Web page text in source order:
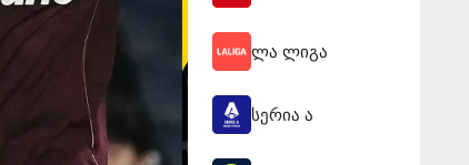
ლა ლიგა
სერია ა